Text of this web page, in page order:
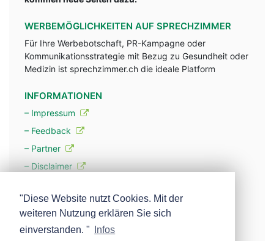
WERBEMÖGLICHKEITEN AUF SPRECHZIMMER
Für Ihre Werbebotschaft, PR-Kampagne oder
Kommunikationsstrategie mit Bezug zu Gesundheit oder
Medizin ist sprechzimmer.ch die ideale Platform
INFORMATIONEN
– Impressum
– Feedback
– Partner
– Disclaimer
– Werbung
– Mehr über unsere Experten
"Diese Website nutzt Cookies. Mit der
weiteren Nutzung erklären Sie sich
einverstanden. "
Infos